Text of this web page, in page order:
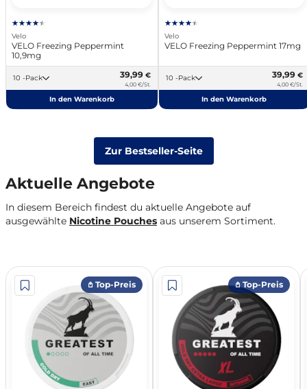
Velo
VELO Freezing Peppermint
10,9mg
10 -Pack 39,99 €
4,00 €/St.
In den Warenkorb
Velo
VELO Freezing Peppermint 17mg
10 -Pack 39,99 €
4,00 €/St.
In den Warenkorb
Zur Bestseller-Seite
Aktuelle Angebote
In diesem Bereich findest du aktuelle Angebote auf
ausgewählte Nicotine Pouches aus unserem Sortiment.
𖤘 Top-Preis 𖤘 Top-Preis